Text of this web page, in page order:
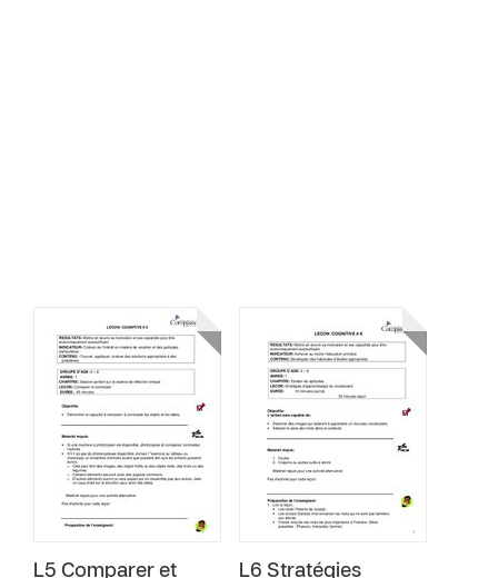
L5 Comparer et L6 Stratégies